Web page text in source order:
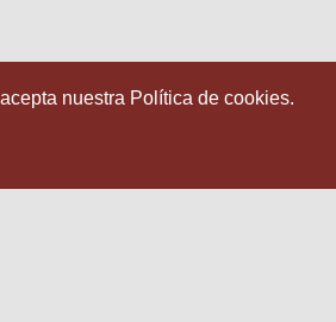
nuestra Política de cookies.